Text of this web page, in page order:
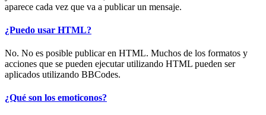
aparece cada vez que va a publicar un mensaje.
¿Puedo usar HTML?
No. No es posible publicar en HTML. Muchos de los formatos y
acciones que se pueden ejecutar utilizando HTML pueden ser
aplicados utilizando BBCodes.
¿Qué son los emoticonos?